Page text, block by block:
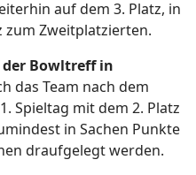
auf dem 3. Platz, in
Zweitplatzierten.
Bowltreff in
das Team nach dem
Spieltag mit dem 2. Platz
in Sachen Punkte
draufgelegt werden.